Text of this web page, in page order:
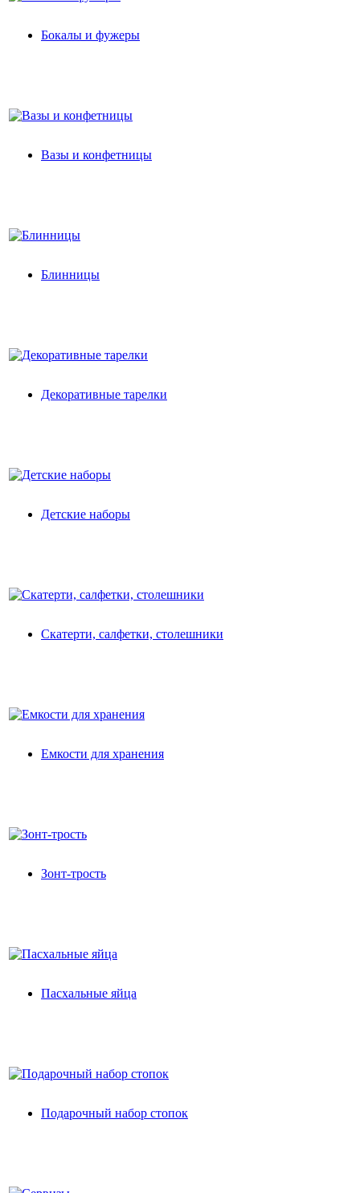
Бокалы и фужеры
Вазы и конфетницы
Блинницы
Декоративные тарелки
Детские наборы
Скатерти, салфетки, столешники
Емкости для хранения
Зонт-трость
Пасхальные яйца
Подарочный набор стопок